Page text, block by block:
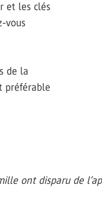
et les clés
vous
de la
préférable
ont disparu de